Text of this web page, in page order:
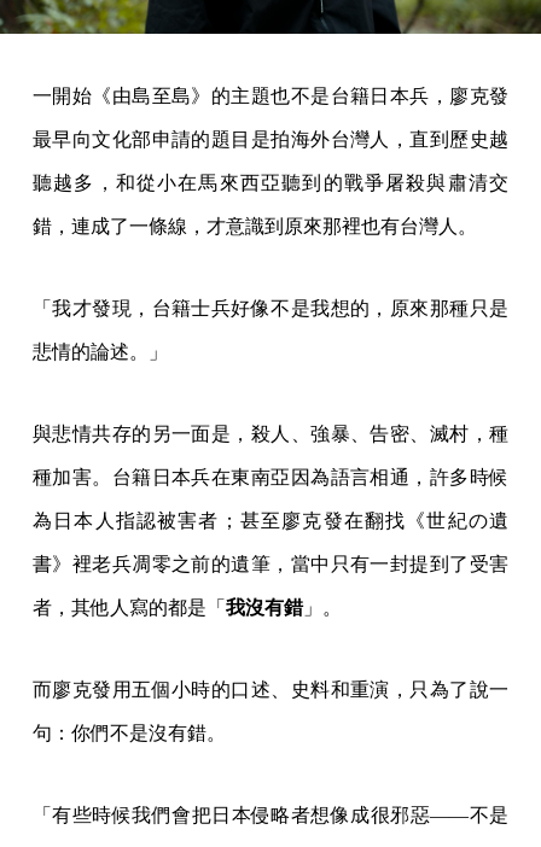
一開始《由島至島》的主題也不是台籍日本兵，廖克發
最早向文化部申請的題目是拍海外台灣人，直到歷史越
聽越多，和從小在馬來西亞聽到的戰爭屠殺與肅清交
錯，連成了一條線，才意識到原來那裡也有台灣人。
「我才發現，台籍士兵好像不是我想的，原來那種只是
悲情的論述。」
與悲情共存的另一面是，殺人、強暴、告密、滅村，種
種加害。台籍日本兵在東南亞因為語言相通，許多時候
為日本人指認被害者；甚至廖克發在翻找《世紀の遺
書》裡老兵凋零之前的遺筆，當中只有一封提到了受害
者，其他人寫的都是「 我沒有錯」。
而廖克發用五個小時的口述、史料和重演，只為了說一
句：你們不是沒有錯。
「有些時候我們會把日本侵略者想像成很邪惡——不是